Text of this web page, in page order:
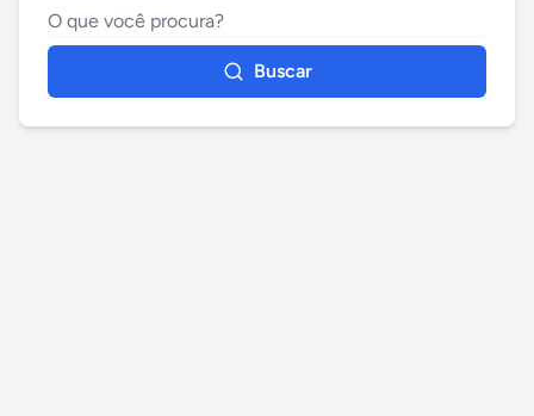
Buscar